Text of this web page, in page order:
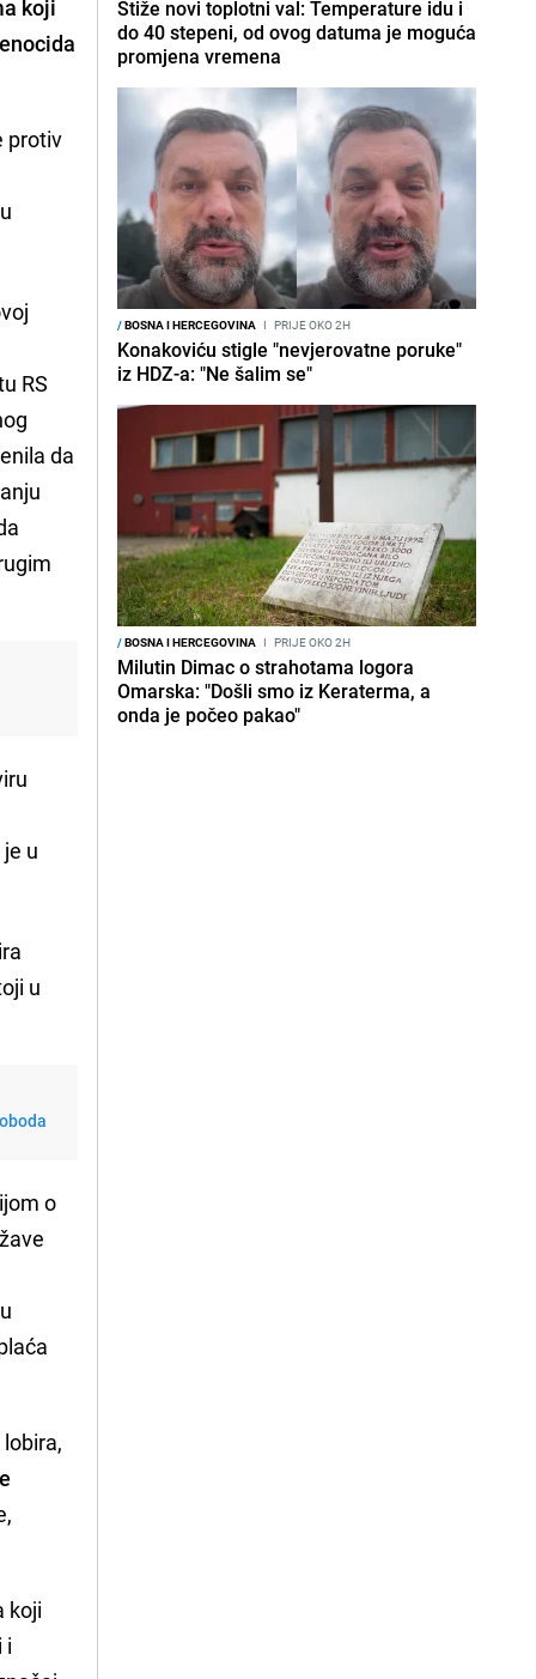
koji
protiv
RS
da
u
u
o
koji
i
Stiže novi toplotni val: Temperature idu i
do 40 stepeni, od ovog datuma je moguća
promjena vremena
/BOSNA I HERCEGOVINA I PRIJE OKO 2H
Konakoviću stigle "nevjerovatne poruke"
iz HDZ-a: "Ne šalim se"
/BOSNA I HERCEGOVINA I PRIJE OKO 2H
Milutin Dimac o strahotama logora
Omarska: "Došli smo iz Keraterma, a
onda je počeo pakao"